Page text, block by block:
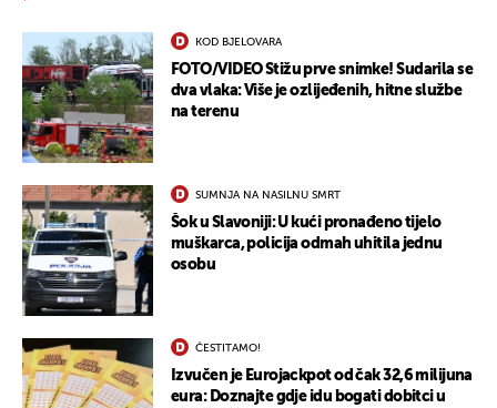
KOD BJELOVARA
FOTO/VIDEO Stižu prve snimke! Sudarila se
dva vlaka: Više je ozlijeđenih, hitne službe
na terenu
SUMNJA NA NASILNU SMRT
Šok u Slavoniji: U kući pronađeno tijelo
muškarca, policija odmah uhitila jednu
osobu
ČESTITAMO!
Izvučen je Eurojackpot od čak 32,6 milijuna
eura: Doznajte gdje idu bogati dobitci u